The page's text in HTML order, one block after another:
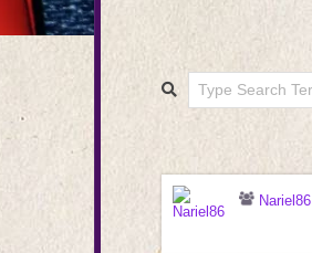
Search
Nariel86